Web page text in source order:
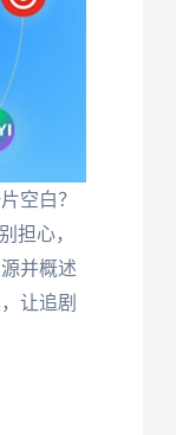
空白？
担心，
并概述
让追剧